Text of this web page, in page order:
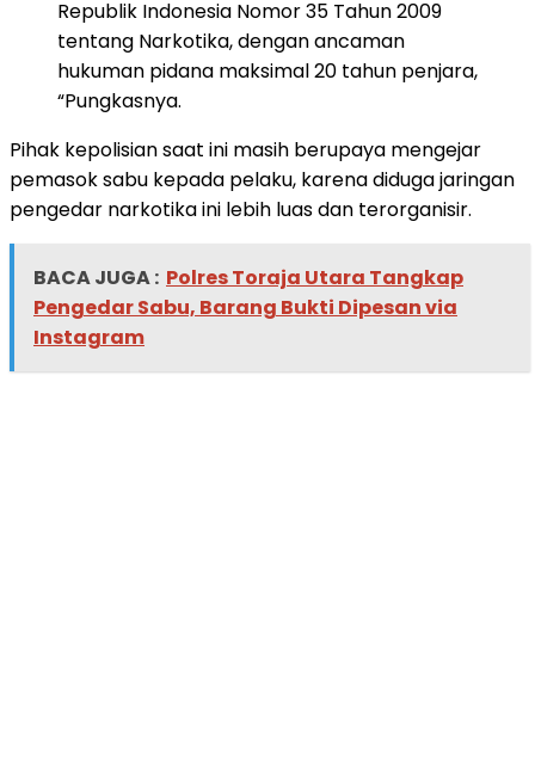
Republik Indonesia Nomor 35 Tahun 2009
tentang Narkotika, dengan ancaman
hukuman pidana maksimal 20 tahun penjara,
“Pungkasnya.
Pihak kepolisian saat ini masih berupaya mengejar
pemasok sabu kepada pelaku, karena diduga jaringan
pengedar narkotika ini lebih luas dan terorganisir.
BACA JUGA : Polres Toraja Utara Tangkap
Pengedar Sabu, Barang Bukti Dipesan via
Instagram